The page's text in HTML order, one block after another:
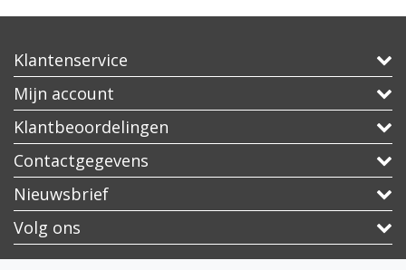
Klantenservice
Mijn account
Klantbeoordelingen
Contactgegevens
Nieuwsbrief
Volg ons